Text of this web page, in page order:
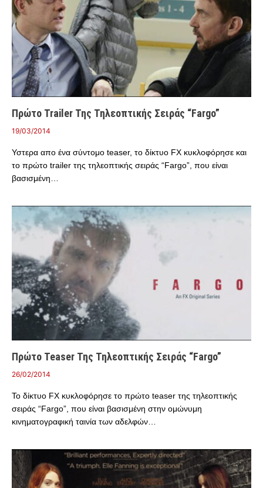
Πρώτο Trailer Της Τηλεοπτικής Σειράς “Fargo”
19/03/2014
Υστερα απο ένα σύντομο teaser, τo δίκτυο FX κυκλοφόρησε και
το πρώτο trailer της τηλεοπτικής σειράς “Fargo”, που είναι
βασισμένη…
Πρώτο Teaser Της Τηλεοπτικής Σειράς “Fargo”
26/02/2014
To δίκτυο FX κυκλοφόρησε το πρώτο teaser της τηλεοπτικής
σειράς “Fargo”, που είναι βασισμένη στην ομώνυμη
κινηματογραφική ταινία των αδελφών…